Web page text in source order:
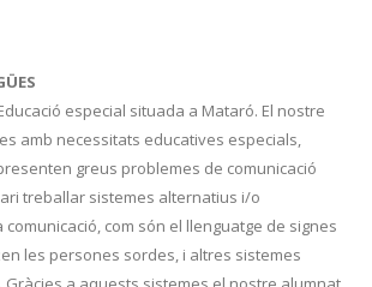
especial situada a Mataró. El nostre
amb necessitats educatives especials,
greus problemes de comunicació
treballar sistemes alternatius i/o
com són el llenguatge de signes
les persones sordes, i altres sistemes